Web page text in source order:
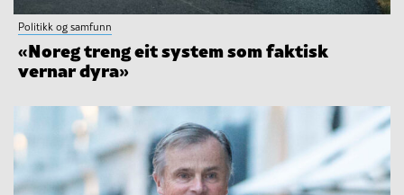
Politikk og samfunn
«Noreg treng eit system som faktisk
vernar dyra»